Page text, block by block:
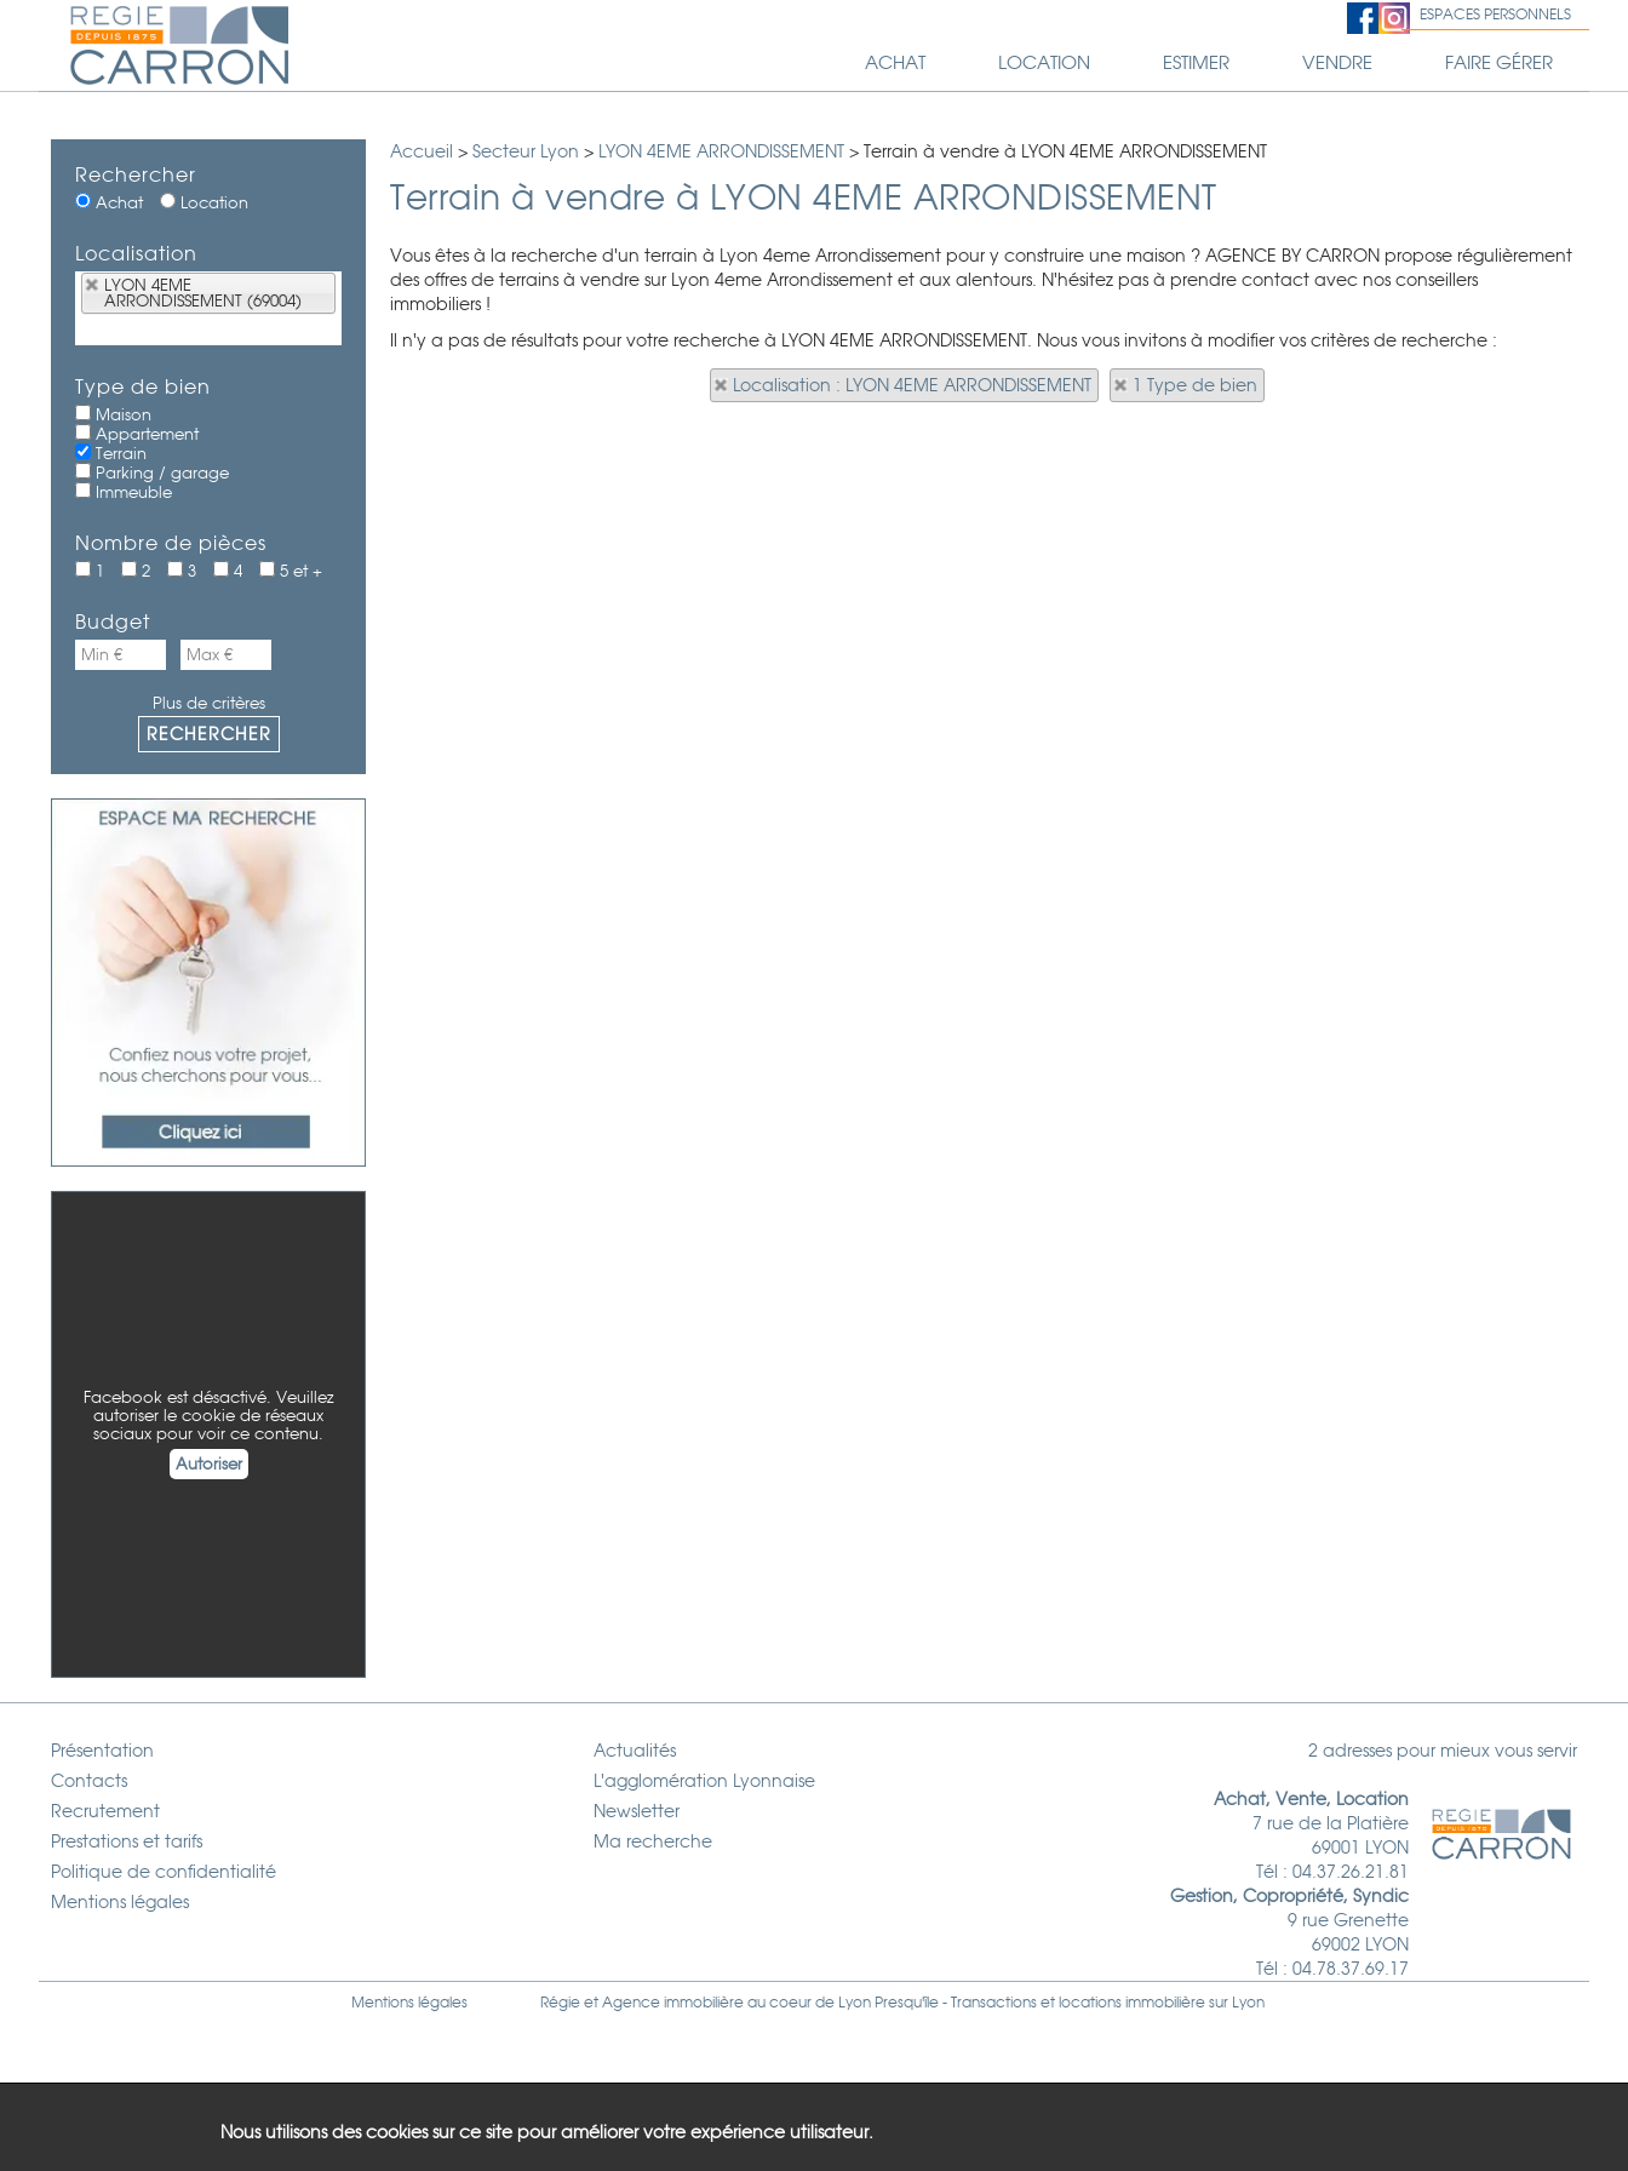
ESPACES PERSONNELS
ACHAT LOCATION ESTIMER VENDRE FAIRE GÉRER
Rechercher
Achat Location
Localisation
LYON 4EME
ARRONDISSEMENT (69004)
Type de bien
Maison
Appartement
Terrain
Parking / garage
Immeuble
Nombre de pièces
1 2 3 4 5 et +
Budget
Plus de critères
Facebook est désactivé. Veuillez
autoriser le cookie de réseaux
sociaux pour voir ce contenu.
Autoriser
Accueil > Secteur Lyon > LYON 4EME ARRONDISSEMENT > Terrain à vendre à LYON 4EME ARRONDISSEMENT
Terrain à vendre à LYON 4EME ARRONDISSEMENT
Vous êtes à la recherche d'un terrain à Lyon 4eme Arrondissement pour y construire une maison ? AGENCE BY CARRON propose régulièrement
des offres de terrains à vendre sur Lyon 4eme Arrondissement et aux alentours. N'hésitez pas à prendre contact avec nos conseillers
immobiliers !
Il n'y a pas de résultats pour votre recherche à LYON 4EME ARRONDISSEMENT. Nous vous invitons à modifier vos critères de recherche :
Localisation : LYON 4EME ARRONDISSEMENT 1 Type de bien
Présentation
Contacts
Recrutement
Prestations et tarifs
Politique de confidentialité
Mentions légales
Actualités
L'agglomération Lyonnaise
Newsletter
Ma recherche
2 adresses pour mieux vous servir
Achat, Vente, Location
7 rue de la Platière
69001 LYON
Tél : 04.37.26.21.81
Gestion, Copropriété, Syndic
9 rue Grenette
69002 LYON
Tél : 04.78.37.69.17
Mentions légales Régie et Agence immobilière au coeur de Lyon Presqu'île - Transactions et locations immobilière sur Lyon
Nous utilisons des cookies sur ce site pour améliorer votre expérience utilisateur.